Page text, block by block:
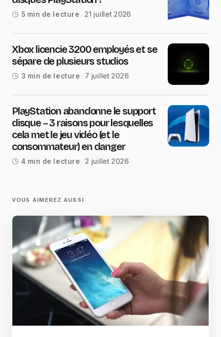
5 min de lecture 21 juillet 2026
Xbox licencie 3200 employés et se
sépare de plusieurs studios
3 min de lecture 7 juillet 2026
PlayStation abandonne le support
disque – 3 raisons pour lesquelles
cela met le jeu vidéo (et le
consommateur) en danger
4 min de lecture 2 juillet 2026
VOUS AIMEREZ AUSSI